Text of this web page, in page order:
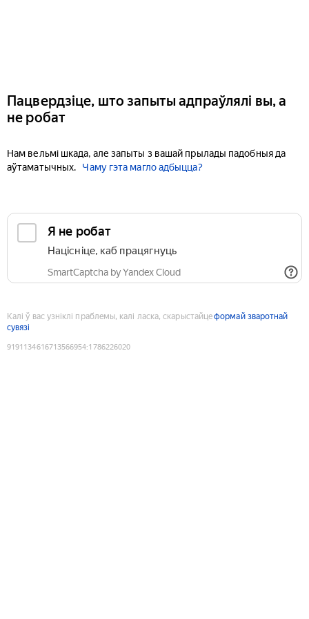
Пацвердзіце, што запыты адпраўлялі вы, а
не робат
Нам вельмі шкада, але запыты з вашай прылады падобныя да
аўтаматычных.
Чаму гэта магло адбыцца?
Я не робат
Націсніце, каб працягнуць
SmartCaptcha by Yandex Cloud
Калі ў вас узніклі праблемы, калі ласка, скарыстайцеформай зваротнай
сувязі
9191134616713566954:1786226020